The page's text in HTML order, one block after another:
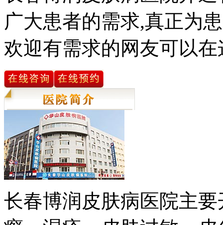
广大患者的需求,真正为
欢迎有需求的网友可以
长春博润皮肤病医院主